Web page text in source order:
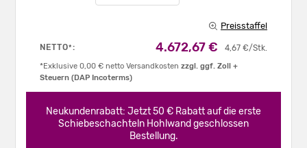
Preisstaffel
NETTO*: 4,67 €/Stk.
4.672,67 €
*Exklusive 0,00 € netto Versandkosten zzgl. ggf. Zoll +
Steuern (DAP Incoterms)
Neukundenrabatt: Jetzt 50 € Rabatt auf die erste
Schiebeschachteln Hohlwand geschlossen
Bestellung.